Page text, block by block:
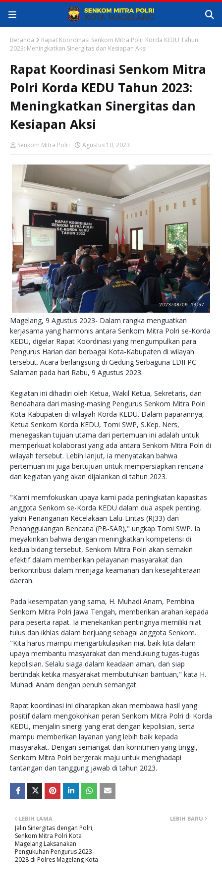
Beranda
Rapat Koordinasi Senkom Mitra Polri Korda KEDU Tahun
2023: Meningkatkan Sinergitas dan Kesiapan Aksi
Rapat Koordinasi Senkom Mitra
Polri Korda KEDU Tahun 2023:
Meningkatkan Sinergitas dan
Kesiapan Aksi
Senkom Mitra Polri Agustus 10, 2023
Magelang, 9 Agustus 2023- Dalam rangka menguatkan
kerjasama yang harmonis antara Senkom Mitra Polri se-Korda
KEDU, digelar Rapat Koordinasi yang mengumpulkan para
Pengurus Harian dari berbagai Kota-Kabupaten di wilayah
tersebut. Acara berlangsung di Gedung Serbaguna LDII PC
Salaman pada hari Rabu, 9 Agustus 2023.
Kegiatan ini dihadiri oleh Ketua, Wakil Ketua, Sekretaris, dan
Bendahara dari masing-masing Pengurus Senkom Mitra Polri
Kota-Kabupaten di wilayah Korda KEDU. Dalam paparannya,
Ketua Senkom Korda KEDU, Tomi SWP, S.Kep. Ners,
menegaskan tujuan utama dari pertemuan ini adalah untuk
memperkuat kolaborasi yang ada antara Senkom Mitra Polri di
wilayah tersebut. Lebih lanjut, ia menyatakan bahwa
pertemuan ini juga bertujuan untuk mempersiapkan rencana
dan kegiatan yang akan dijalankan di tahun 2023.
"Kami memfokuskan upaya kami pada peningkatan kapasitas
anggota Senkom se-Korda KEDU dalam dua aspek penting,
yakni Penanganan Kecelakaan Lalu-Lintas (RJ33) dan
Penanggulangan Bencana (PB-SAR)," ungkap Tomi SWP. Ia
meyakinkan bahwa dengan meningkatkan kompetensi di
kedua bidang tersebut, Senkom Mitra Polri akan semakin
efektif dalam memberikan pelayanan masyarakat dan
berkontribusi dalam menjaga keamanan dan kesejahteraan
daerah.
Pada kesempatan yang sama, H. Muhadi Anam, Pembina
Senkom Mitra Polri Jawa Tengah, memberikan arahan kepada
para peserta rapat. Ia menekankan pentingnya memiliki niat
tulus dan ikhlas dalam berjuang sebagai anggota Senkom.
"Kita harus mampu mengartikulasikan niat baik kita dalam
upaya membantu masyarakat dan mendukung tugas-tugas
kepolisian. Selalu siaga dalam keadaan aman, dan siap
bertindak ketika masyarakat membutuhkan bantuan," kata H.
Muhadi Anam dengan penuh semangat.
Rapat koordinasi ini diharapkan akan membawa hasil yang
positif dalam mengokohkan peran Senkom Mitra Polri di Korda
KEDU, menjalin sinergi yang erat dengan kepolisian, serta
mampu memberikan layanan yang lebih baik kepada
masyarakat. Dengan semangat dan komitmen yang tinggi,
Senkom Mitra Polri bergerak maju untuk menghadapi
tantangan dan tanggung jawab di tahun 2023.
LEBIH BARU
LEBIH LAMA
Jalin Sinergitas dengan Polri,
Senkom Mitra Polri Kota
Magelang Laksanakan
Pengukuhan Pengurus 2023-
2028 di Polres Magelang Kota